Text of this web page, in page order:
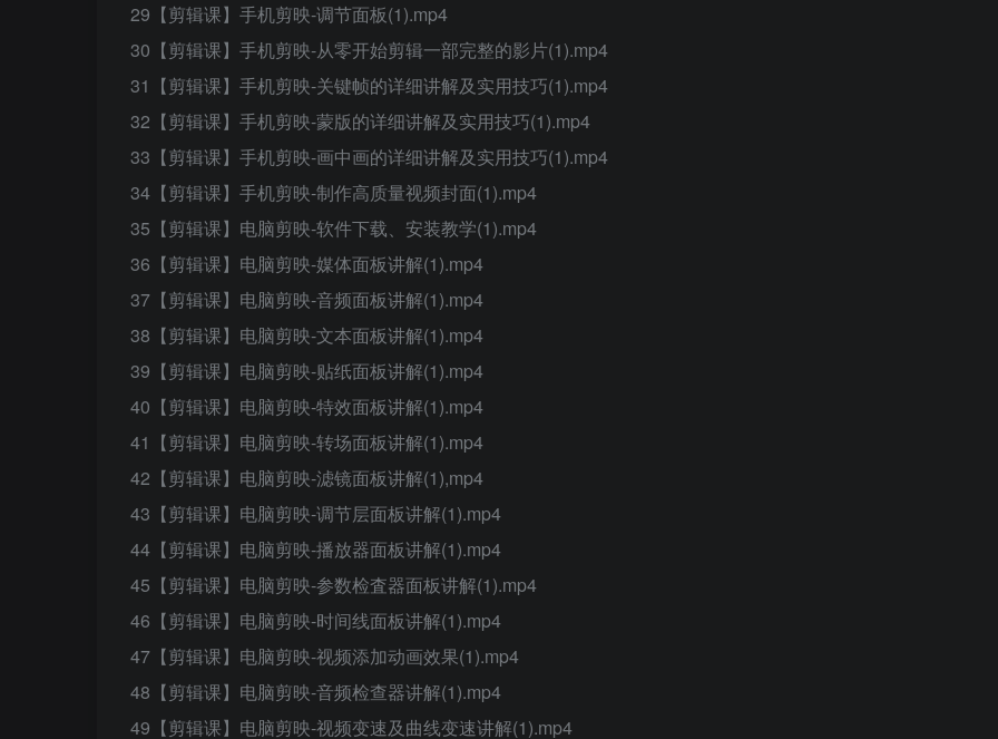
29【剪辑课】手机剪映-调节面板(1).mp4
30【剪辑课】手机剪映-从零开始剪辑一部完整的影片(1).mp4
31【剪辑课】手机剪映-关键帧的详细讲解及实用技巧(1).mp4
32【剪辑课】手机剪映-蒙版的详细讲解及实用技巧(1).mp4
33【剪辑课】手机剪映-画中画的详细讲解及实用技巧(1).mp4
34【剪辑课】手机剪映-制作高质量视频封面(1).mp4
35【剪辑课】电脑剪映-软件下载、安装教学(1).mp4
36【剪辑课】电脑剪映-媒体面板讲解(1).mp4
37【剪辑课】电脑剪映-音频面板讲解(1).mp4
38【剪辑课】电脑剪映-文本面板讲解(1).mp4
39【剪辑课】电脑剪映-贴纸面板讲解(1).mp4
40【剪辑课】电脑剪映-特效面板讲解(1).mp4
41【剪辑课】电脑剪映-转场面板讲解(1).mp4
42【剪辑课】电脑剪映-滤镜面板讲解(1),mp4
43【剪辑课】电脑剪映-调节层面板讲解(1).mp4
44【剪辑课】电脑剪映-播放器面板讲解(1).mp4
45【剪辑课】电脑剪映-参数检査器面板讲解(1).mp4
46【剪辑课】电脑剪映-时间线面板讲解(1).mp4
47【剪辑课】电脑剪映-视频添加动画效果(1).mp4
48【剪辑课】电脑剪映-音频检查器讲解(1).mp4
49【剪辑课】电脑剪映-视频变速及曲线变速讲解(1).mp4